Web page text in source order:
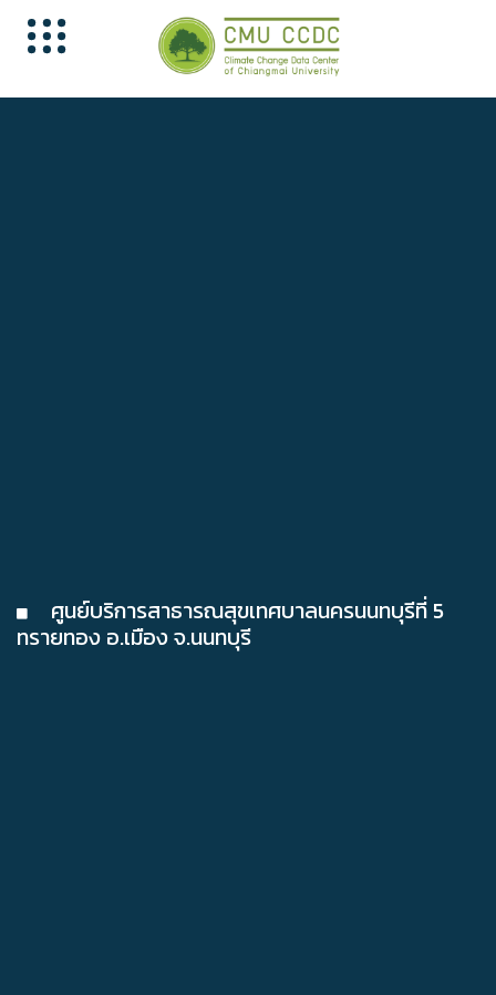
ศูนย์บริการสาธารณสุขเทศบาลนครนนทบุรีที่ 5
ทรายทอง อ.เมือง จ.นนทบุรี